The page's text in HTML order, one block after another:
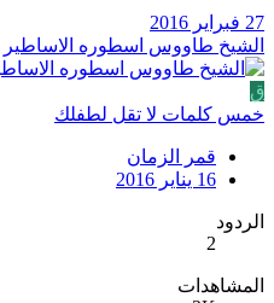
27 فبراير 2016
الشيخ طاووس اسطوره الاساطير
ق
خمس كلمات لا تقل لطفلك
قمر الزمان
16 يناير 2016
الردود
2
المشاهدات